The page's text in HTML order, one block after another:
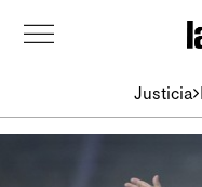
Justicia